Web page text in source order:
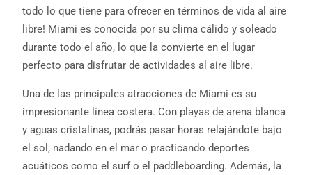
todo lo que tiene para ofrecer en términos de vida al aire
libre! Miami es conocida por su clima cálido y soleado
durante todo el año, lo que la convierte en el lugar
perfecto para disfrutar de actividades al aire libre.
Una de las principales atracciones de Miami es su
impresionante línea costera. Con playas de arena blanca
y aguas cristalinas, podrás pasar horas relajándote bajo
el sol, nadando en el mar o practicando deportes
acuáticos como el surf o el paddleboarding. Además, la